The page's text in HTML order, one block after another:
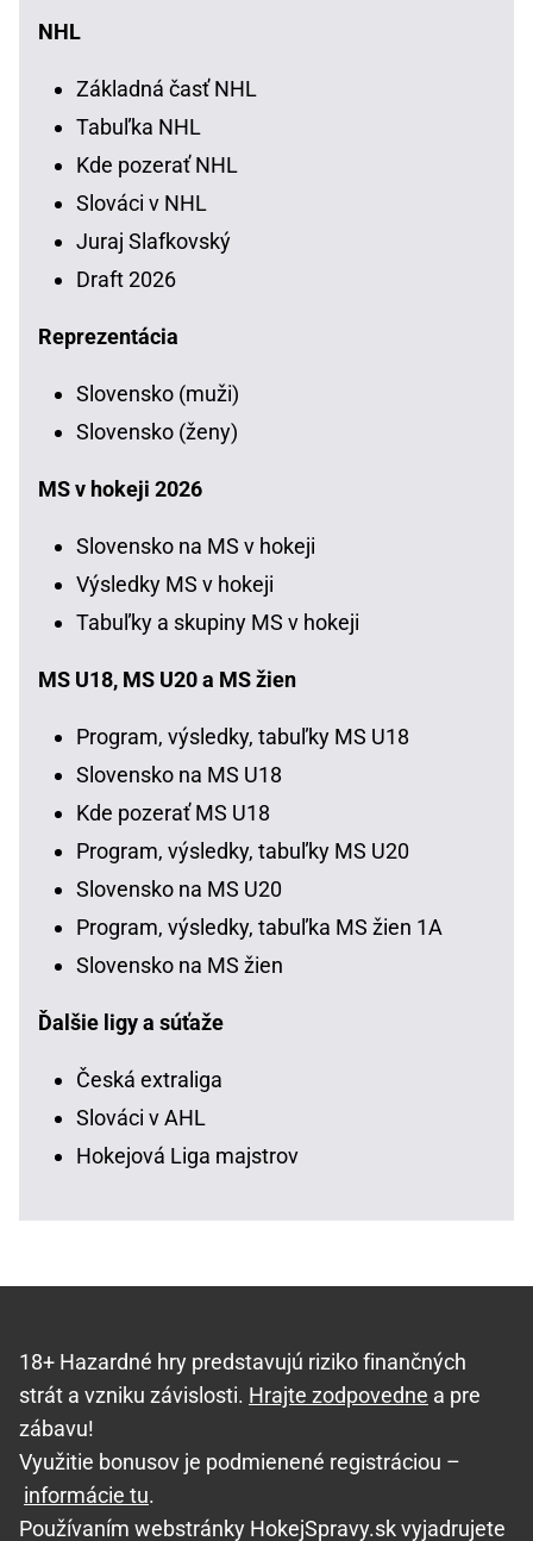
NHL
Základná časť NHL
Tabuľka NHL
Kde pozerať NHL
Slováci v NHL
Juraj Slafkovský
Draft 2026
Reprezentácia
Slovensko (muži)
Slovensko (ženy)
MS v hokeji 2026
Slovensko na MS v hokeji
Výsledky MS v hokeji
Tabuľky a skupiny MS v hokeji
MS U18, MS U20 a MS žien
Program, výsledky, tabuľky MS U18
Slovensko na MS U18
Kde pozerať MS U18
Program, výsledky, tabuľky MS U20
Slovensko na MS U20
Program, výsledky, tabuľka MS žien 1A
Slovensko na MS žien
Ďalšie ligy a súťaže
Česká extraliga
Slováci v AHL
Hokejová Liga majstrov
18+ Hazardné hry predstavujú riziko finančných
strát a vzniku závislosti. Hrajte zodpovedne a pre
zábavu!
Využitie bonusov je podmienené registráciou –
informácie tu.
Používaním webstránky HokejSpravy.sk vyjadrujete